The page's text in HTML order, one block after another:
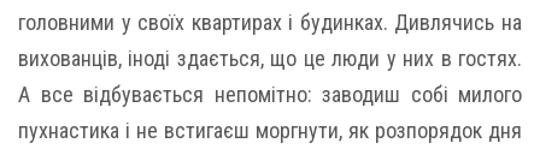
головними у своїх квартирах і будинках. Дивлячись на
вихованців, іноді здається, що це люди у них в гостях.
А все відбувається непомітно: заводиш собі милого
пухнастика і не встигаєш моргнути, як розпорядок дня